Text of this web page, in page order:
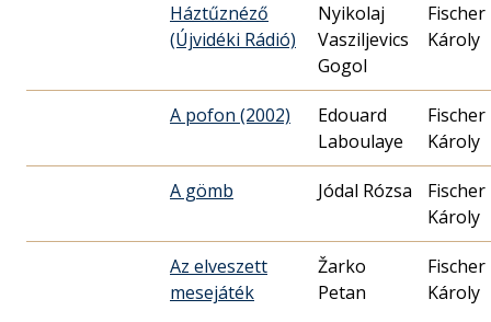
Háztűznéző
(Újvidéki Rádió)
Nyikolaj
Vasziljevics
Gogol
Fischer
Károly
A pofon (2002)
Edouard
Laboulaye
Fischer
Károly
A gömb Jódal Rózsa
Fischer
Károly
Az elveszett
mesejáték
Žarko
Petan
Fischer
Károly